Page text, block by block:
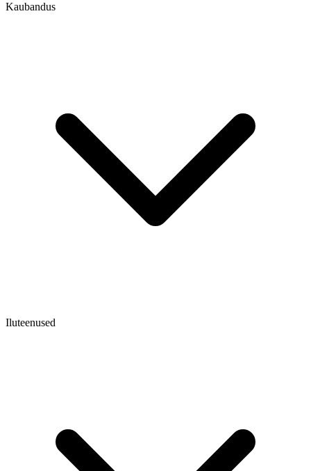
Kaubandus
Iluteenused